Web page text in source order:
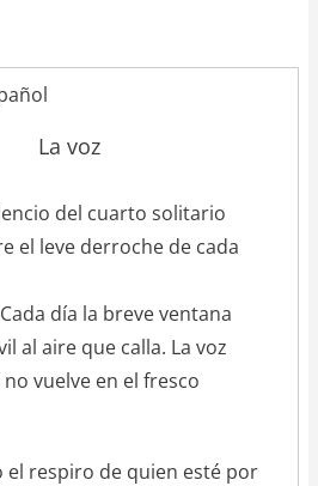
La voz
del cuarto solitario
el leve derroche de cada
día la breve ventana
al aire que calla. La voz
vuelve en el fresco
el respiro de quien esté por